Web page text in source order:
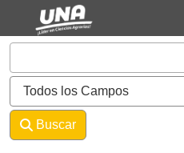
Saltar al contenido
VuFind
Buscar